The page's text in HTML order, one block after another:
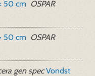
50 cm OSPAR
50 cm OSPAR
gen spec Vondst